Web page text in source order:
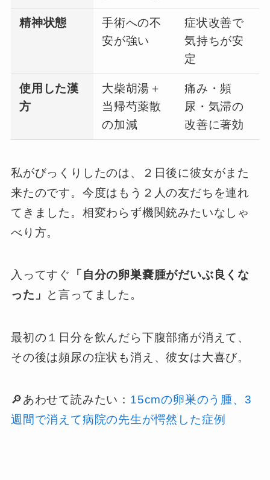
精神状態
手術への不
安が強い
症状改善で
気持ちが安
定
使用した漢
方
大柴胡湯＋
当帰芍薬散
の加減
痛み・頻
尿・気滞の
改善に著効
私がびっくりしたのは、２日後に彼女がまた
来たのです。今度はもう２人の友だちを連れ
てきました。相変わらず機関銃みたいなしゃ
べり方。
入ってすぐ
「自分の卵巣嚢腫がだいぶ良くな
った」
と言ってました。
最初の１日分を飲んだら下腹部痛が消えて、
その後は頻尿の症状も消え、彼女は大喜び。
🔎あわせて読みたい： 15cmの卵巣のう腫、3
週間で消えて病院の先生が愕然した症例